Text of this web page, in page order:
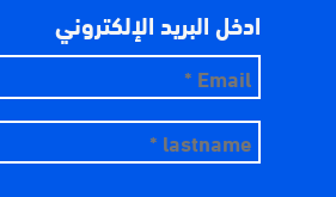
ادخل البريد الإلكتروني